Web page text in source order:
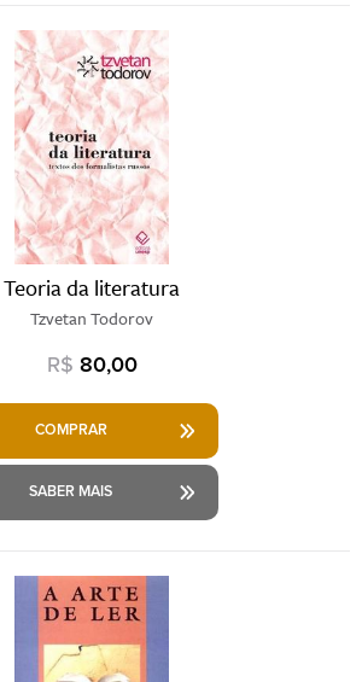
Teoria da literatura
Tzvetan Todorov
R$ 80,00
COMPRAR
SABER MAIS